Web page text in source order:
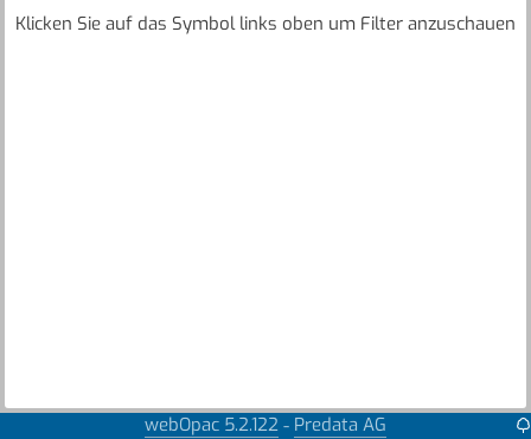
Klicken Sie auf das Symbol links oben um Filter anzuschauen
webOpac 5.2.122 - Predata AG